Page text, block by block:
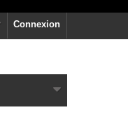
Connexion